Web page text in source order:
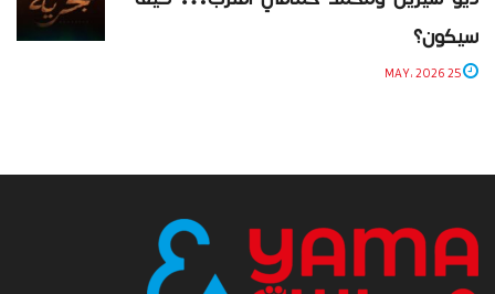
سيكون؟